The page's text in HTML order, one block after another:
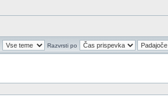
Razvrsti po